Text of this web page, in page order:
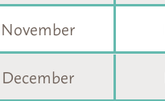
November
December